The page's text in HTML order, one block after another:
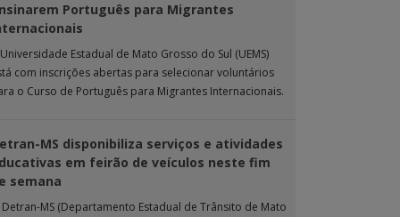
Português para Migrantes
Estadual de Mato Grosso do Sul (UEMS)
com inscrições abertas para selecionar voluntários
o Curso de Português para Migrantes Internacionais.
MS disponibiliza serviços e atividades
em feirão de veículos neste fim
semana
Detran-MS (Departamento Estadual de Trânsito de Mato